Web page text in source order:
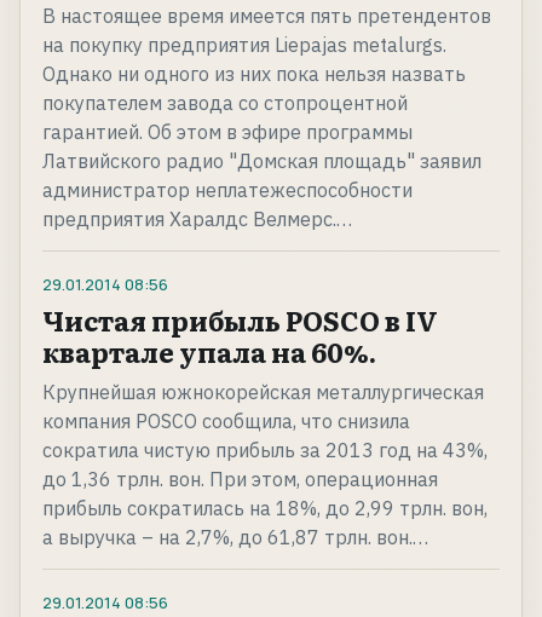
В настоящее время имеется пять претендентов
на покупку предприятия Liepajas metalurgs.
Однако ни одного из них пока нельзя назвать
покупателем завода со стопроцентной
гарантией. Об этом в эфире программы
Латвийского радио "Домская площадь" заявил
администратор неплатежеспособности
предприятия Харалдс Велмерс.…
29.01.2014 08:56
Чистая прибыль POSCO в IV
квартале упала на 60%.
Крупнейшая южнокорейская металлургическая
компания POSCO сообщила, что снизила
сократила чистую прибыль за 2013 год на 43%,
до 1,36 трлн. вон. При этом, операционная
прибыль сократилась на 18%, до 2,99 трлн. вон,
а выручка – на 2,7%, до 61,87 трлн. вон.…
29.01.2014 08:56